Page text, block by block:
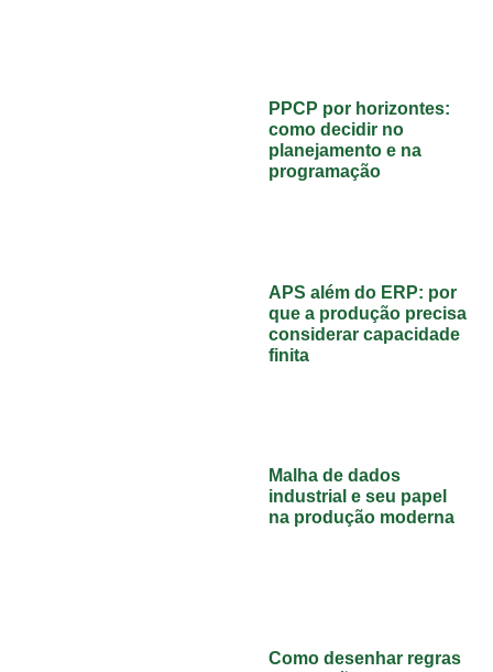
PPCP por horizontes:
como decidir no
planejamento e na
programação
APS além do ERP: por
que a produção precisa
considerar capacidade
finita
Malha de dados
industrial e seu papel
na produção moderna
Como desenhar regras